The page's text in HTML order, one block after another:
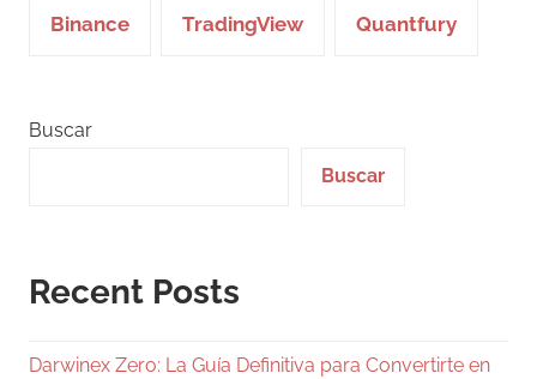
Binance TradingView Quantfury
Buscar
Buscar
Recent Posts
Darwinex Zero: La Guía Definitiva para Convertirte en